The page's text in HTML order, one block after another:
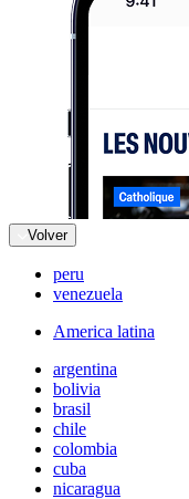
Volver
peru
venezuela
America latina
argentina
bolivia
brasil
chile
colombia
cuba
nicaragua